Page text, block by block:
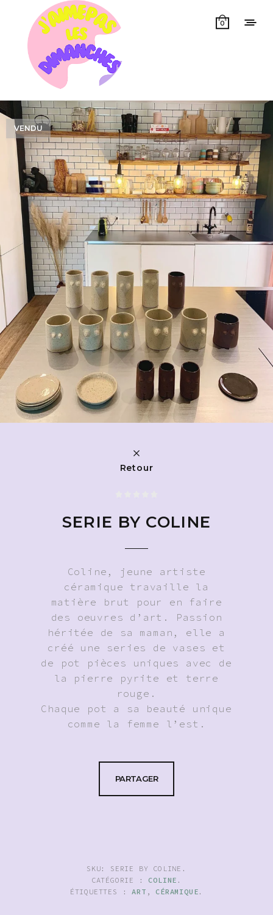
0
VENDU
Retour
SERIE BY COLINE
Coline, jeune artiste
céramique travaille la
matière brut pour en faire
des oeuvres d’art. Passion
héritée de sa maman, elle a
créé une series de vases et
de pot pièces uniques avec de
la pierre pyrite et terre
rouge.
Chaque pot a sa beauté unique
comme la femme l’est.
PARTAGER
SKU: SERIE BY COLINE .
CATÉGORIE : COLINE .
ÉTIQUETTES :ART , CÉRAMIQUE.